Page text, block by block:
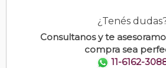
¿Tenés
Consultanos y te
compra sea
11-6162-